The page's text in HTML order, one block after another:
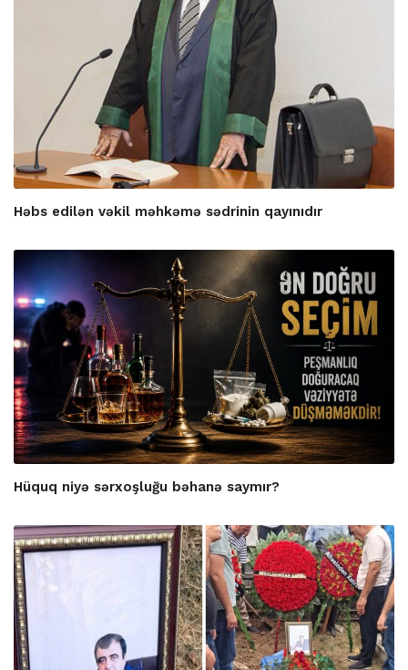
Həbs edilən vəkil məhkəmə sədrinin qayınıdır
Hüquq niyə sərxoşluğu bəhanə saymır?